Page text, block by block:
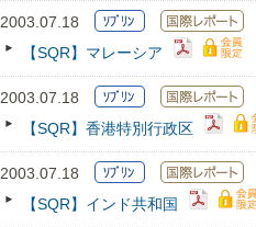
2003.07.18
【SQR】マレーシア
2003.07.18
【SQR】香港特別行政区
2003.07.18
【SQR】インド共和国